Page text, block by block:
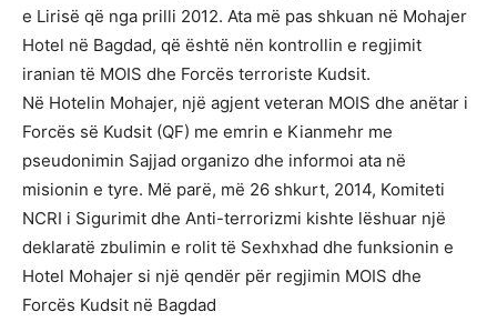
e Lirisë që nga prilli 2012. Ata më pas shkuan në Mohajer
Hotel në Bagdad, që është nën kontrollin e regjimit
iranian të MOIS dhe Forcës terroriste Kudsit.
Në Hotelin Mohajer, një agjent veteran MOIS dhe anëtar i
Forcës së Kudsit (QF) me emrin e Kianmehr me
pseudonimin Sajjad organizo dhe informoi ata në
misionin e tyre. Më parë, më 26 shkurt, 2014, Komiteti
NCRI i Sigurimit dhe Anti-terrorizmi kishte lëshuar një
deklaratë zbulimin e rolit të Sexhxhad dhe funksionin e
Hotel Mohajer si një qendër për regjimin MOIS dhe
Forcës Kudsit në Bagdad